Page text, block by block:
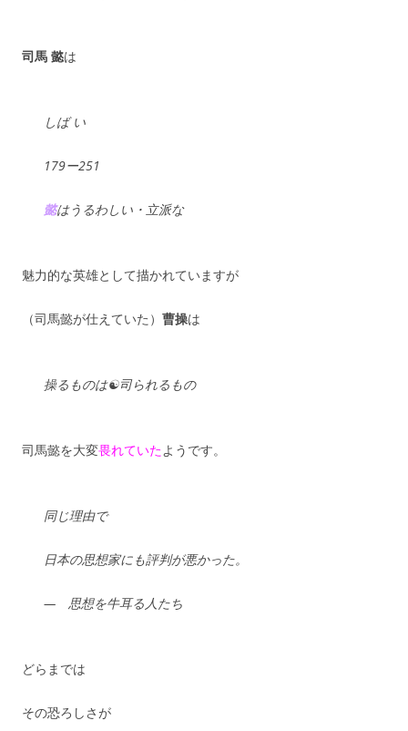
司馬 懿は
しば い
179ー251
懿はうるわしい・立派な
魅力的な英雄として描かれていますが
（司馬懿が仕えていた） 曹操は
操るものは☯司られるもの
司馬懿を大変畏れていたようです。
同じ理由で
日本の思想家にも評判が悪かった。
— 思想を牛耳る人たち
どらまでは
その恐ろしさが